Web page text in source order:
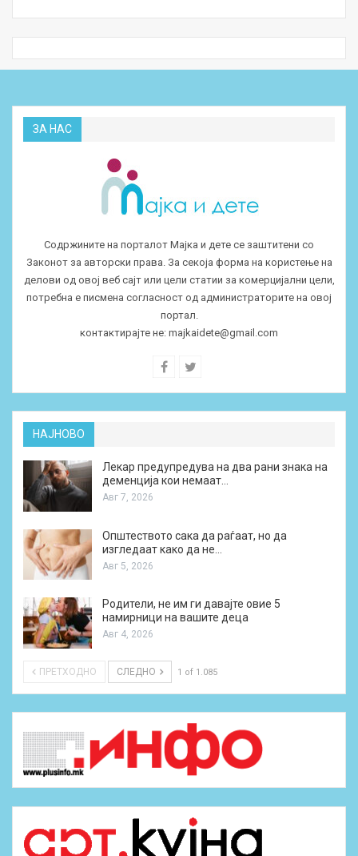
ЗА НАС
Содржините на порталот Мајка и дете се заштитени со
Законот за авторски права. За секоја форма на користење на
делови од овој веб сајт или цели статии за комерцијални цели,
потребна е писмена согласност од администраторите на овој
портал.
контактирајте не: majkaidete@gmail.com
НАЈНОВО
Лекар предупредува на два рани знака на
деменција кои немаат…
Авг 7, 2026
Општеството сака да раѓаат, но да
изгледаат како да не…
Авг 5, 2026
Родители, не им ги давајте овие 5
намирници на вашите деца
Авг 4, 2026
ПРЕТХОДНО СЛЕДНО 1 of 1.085